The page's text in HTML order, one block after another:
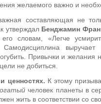
желаемого важно и
составляющая не
утверждал Бенджамин
словам, «Легче
Самодисциплина
Привычки и
не добиться.
ценностях. К этому
человек планеты в
жить в соответствии со